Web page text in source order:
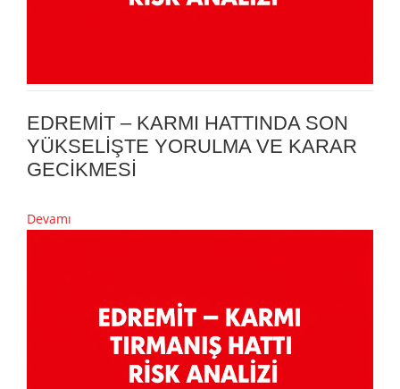
EDREMİT – KARMI HATTINDA SON
YÜKSELİŞTE YORULMA VE KARAR
GECİKMESİ
Devamı